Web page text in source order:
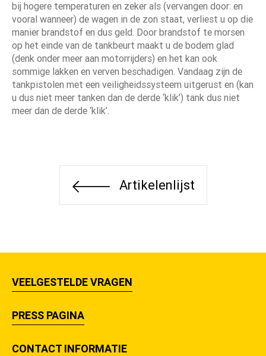
bij hogere temperaturen en zeker als (vervangen door: en
vooral wanneer) de wagen in de zon staat, verliest u op die
manier brandstof en dus geld. Door brandstof te morsen
op het einde van de tankbeurt maakt u de bodem glad
(denk onder meer aan motorrijders) en het kan ook
sommige lakken en verven beschadigen. Vandaag zijn de
tankpistolen met een veiligheidssysteem uitgerust en (kan
u dus niet meer tanken dan de derde ‘klik’) tank dus niet
meer dan de derde ‘klik’.
Artikelenlijst
VEELGESTELDE VRAGEN
PRESS PAGINA
CONTACT INFORMATIE